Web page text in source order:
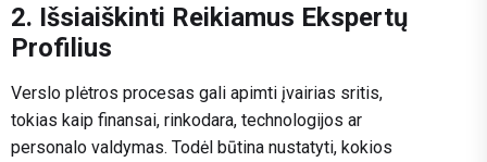
2. Išsiaiškinti Reikiamus Ekspertų
Profilius
Verslo plėtros procesas gali apimti įvairias sritis,
tokias kaip finansai, rinkodara, technologijos ar
personalo valdymas. Todėl būtina nustatyti, kokios